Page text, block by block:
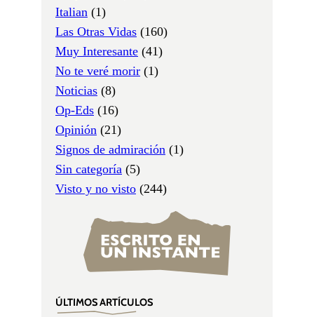
Italian (1)
Las Otras Vidas (160)
Muy Interesante (41)
No te veré morir (1)
Noticias (8)
Op-Eds (16)
Opinión (21)
Signos de admiración (1)
Sin categoría (5)
Visto y no visto (244)
ÚLTIMOS ARTÍCULOS